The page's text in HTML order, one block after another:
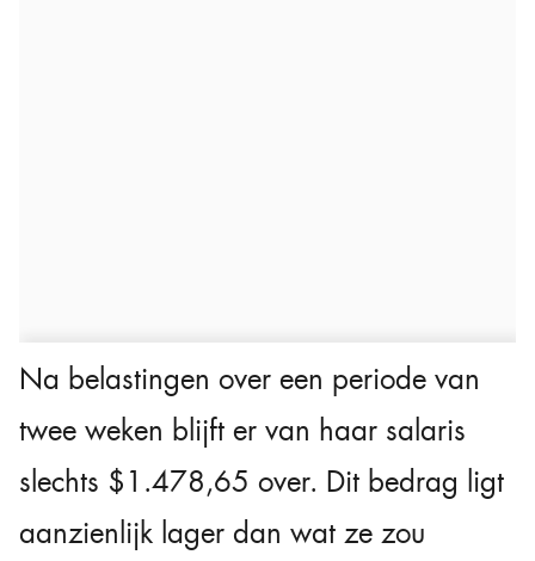
Na belastingen over een periode van
twee weken blijft er van haar salaris
slechts $1.478,65 over. Dit bedrag ligt
aanzienlijk lager dan wat ze zou